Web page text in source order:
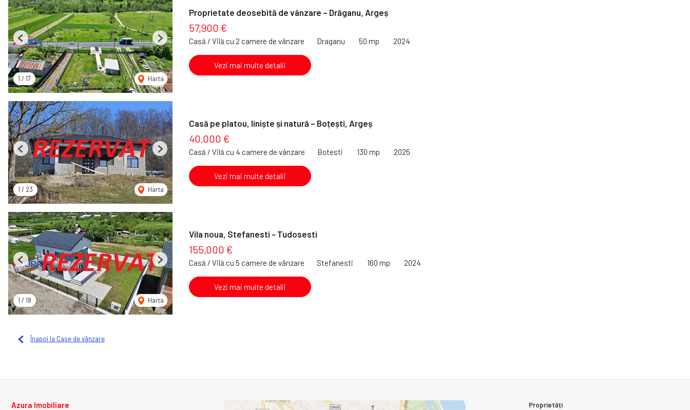
1 / 17 Harta
Previous Next
Proprietate deosebită de vânzare – Drăganu, Argeș
57,900 €
Casă / Vilă cu 2 camere de vânzare Draganu 50 mp 2024
Vezi mai multe detalii
1 / 23 Harta
Previous Next
Casă pe platou, liniște și natură – Boțești, Argeș
40,000 €
Casă / Vilă cu 4 camere de vânzare Botesti 130 mp 2025
Vezi mai multe detalii
1 / 18 Harta
Previous Next
Vila noua, Stefanesti - Tudosesti
155,000 €
Casă / Vilă cu 5 camere de vânzare Stefanesti 160 mp 2024
Vezi mai multe detalii
Înapoi la Case de vânzare
Azura Imobiliare
Proprietăți